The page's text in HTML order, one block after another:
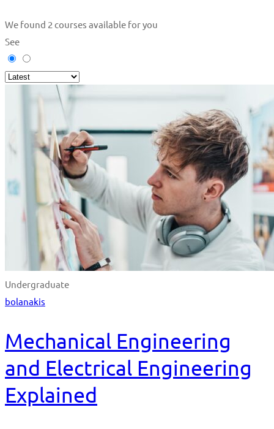
We found 2 courses available for you
See
Undergraduate
bolanakis
Mechanical Engineering
and Electrical Engineering
Explained